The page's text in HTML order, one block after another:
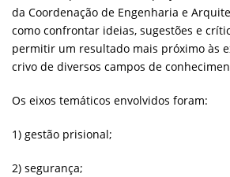
da Coordenação de Engenharia e
como confrontar ideias, sugestões e
permitir um resultado mais próximo às
crivo de diversos campos de
Os eixos temáticos envolvidos foram:
1) gestão prisional;
2) segurança;